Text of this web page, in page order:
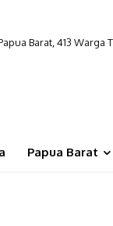
Barat, 413 Warga
Terpencil,
Papua Barat